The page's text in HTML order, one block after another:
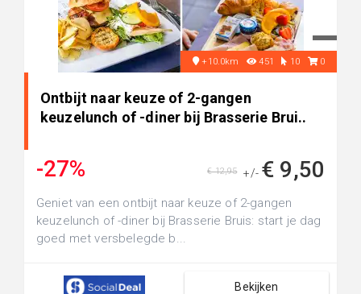
+10.0km 451 10 0
Ontbijt naar keuze of 2-gangen
keuzelunch of -diner bij Brasserie Brui..
-27% +/- € 9,50
€ 12,95
Geniet van een ontbijt naar keuze of 2-gangen
keuzelunch of -diner bij Brasserie Bruis: start je dag
goed met versbelegde b...
Bekijken